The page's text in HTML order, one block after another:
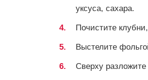
уксуса, сахара.
Почистите
Выстелите
Сверху